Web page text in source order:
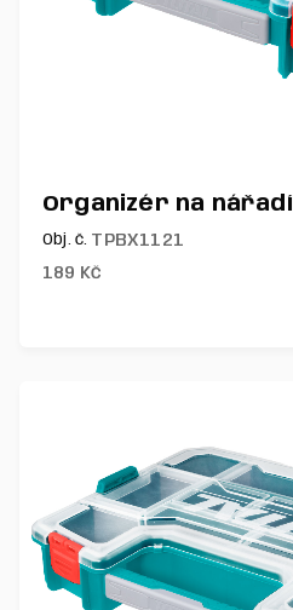
Organizér na nářadí
Obj. č. TPBX1121
189 Kč